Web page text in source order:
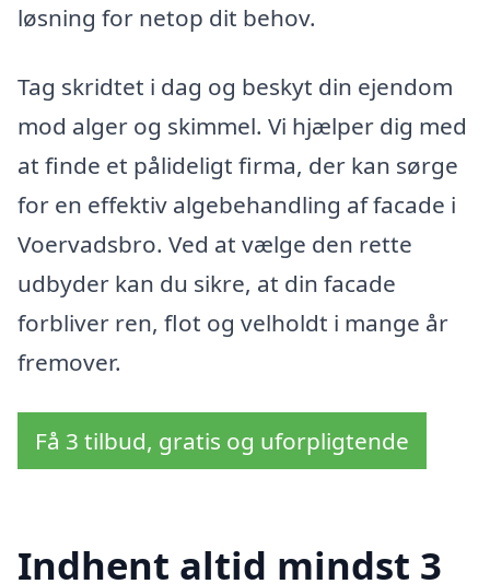
løsning for netop dit behov.
Tag skridtet i dag og beskyt din ejendom
mod alger og skimmel. Vi hjælper dig med
at finde et pålideligt firma, der kan sørge
for en effektiv algebehandling af facade i
Voervadsbro. Ved at vælge den rette
udbyder kan du sikre, at din facade
forbliver ren, flot og velholdt i mange år
fremover.
Få 3 tilbud, gratis og uforpligtende
Indhent altid mindst 3